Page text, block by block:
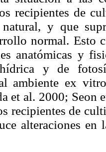
recipientes de
y que
normal. Esto
anatómicas y
y de
ambiente ex
et al. 2000; Seon
recipientes de
alteraciones